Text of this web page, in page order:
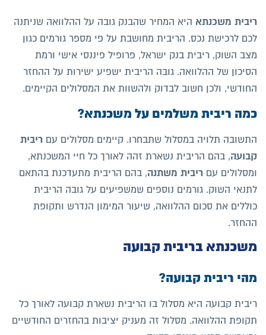
ריבית משכנתא היא המחיר שהבנק גובה על ההלוואה שניתנה
לכם לרכישת נכס. הריבית מחושבת על פי מספר גורמים כגון
מצב השוק, ריבית בנק ישראל, פרופיל פיננסי אישי ורמת
הסיכון של ההלוואה. גובה הריבית ישפיע ישירות על ההחזר
החודשי, ולכן חשוב לבדוק ולהשוות את המסלולים הקיימים.
כמה ריבית משלמים על משכנתא?
התשובה תלויה במסלול שתבחרו. קיימים מסלולים עם ריבית
קבועה, בהם הריבית נשארת זהה לאורך כל חיי המשכנתא,
ומסלולים עם ריבית משתנה, בהם הריבית מתעדכנת בהתאם
לתנאי השוק. גורמים נוספים שמשפיעים על גובה הריבית
כוללים את סכום ההלוואה, שיעור המימון הנדרש ותקופת
ההחזר.
משכנתא בריבית קבועה
מהי ריבית קבועה?
ריבית קבועה היא מסלול בו הריבית נשארת קבועה לאורך כל
תקופת ההלוואה. מסלול זה מעניק יציבות בהחזרים החודשיים